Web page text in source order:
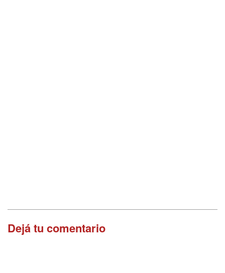
Dejá tu comentario